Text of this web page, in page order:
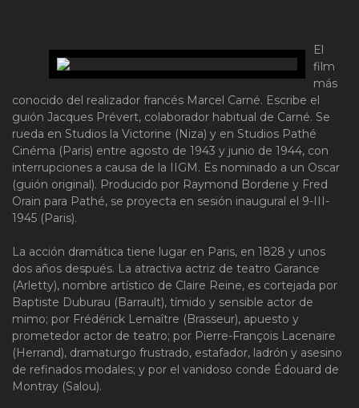
El
film
más
conocido del realizador francés Marcel Carné. Escribe el
guión Jacques Prévert, colaborador habitual de Carné. Se
rueda en Studios la Victorine (Niza) y en Studios Pathé
Cinéma (Paris) entre agosto de 1943 y junio de 1944, con
interrupciones a causa de la IIGM. Es nominado a un Oscar
(guión original). Producido por Raymond Borderie y Fred
Orain para Pathé, se proyecta en sesión inaugural el 9-III-
1945 (Paris).
La acción dramática tiene lugar en Paris, en 1828 y unos
dos años después. La atractiva actriz de teatro Garance
(Arletty), nombre artístico de Claire Reine, es cortejada por
Baptiste Duburau (Barrault), tímido y sensible actor de
mimo; por Frédérick Lemaître (Brasseur), apuesto y
prometedor actor de teatro; por Pierre-François Lacenaire
(Herrand), dramaturgo frustrado, estafador, ladrón y asesino
de refinados modales; y por el vanidoso conde Édouard de
Montray (Salou).